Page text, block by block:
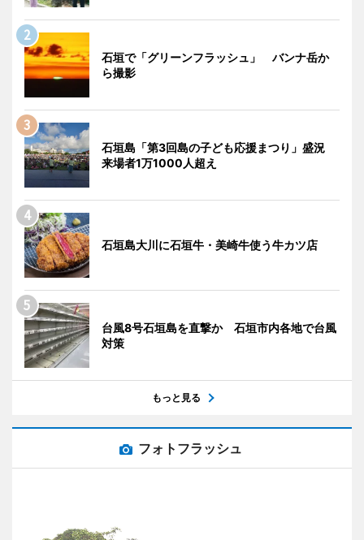
石垣で「グリーンフラッシュ」 バンナ岳か
ら撮影
石垣島「第3回島の子ども応援まつり」盛況
来場者1万1000人超え
石垣島大川に石垣牛・美崎牛使う牛カツ店
台風8号石垣島を直撃か 石垣市内各地で台風
対策
もっと見る
フォトフラッシュ